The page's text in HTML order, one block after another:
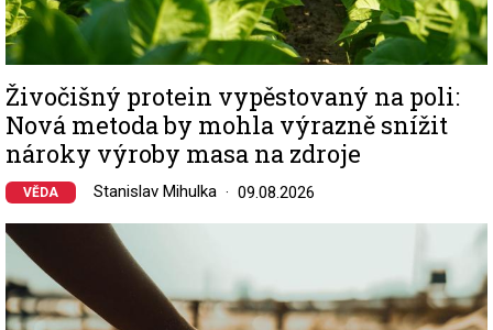
Živočišný protein vypěstovaný na poli:
Nová metoda by mohla výrazně snížit
nároky výroby masa na zdroje
VĚDA Stanislav Mihulka 09.08.2026
Image